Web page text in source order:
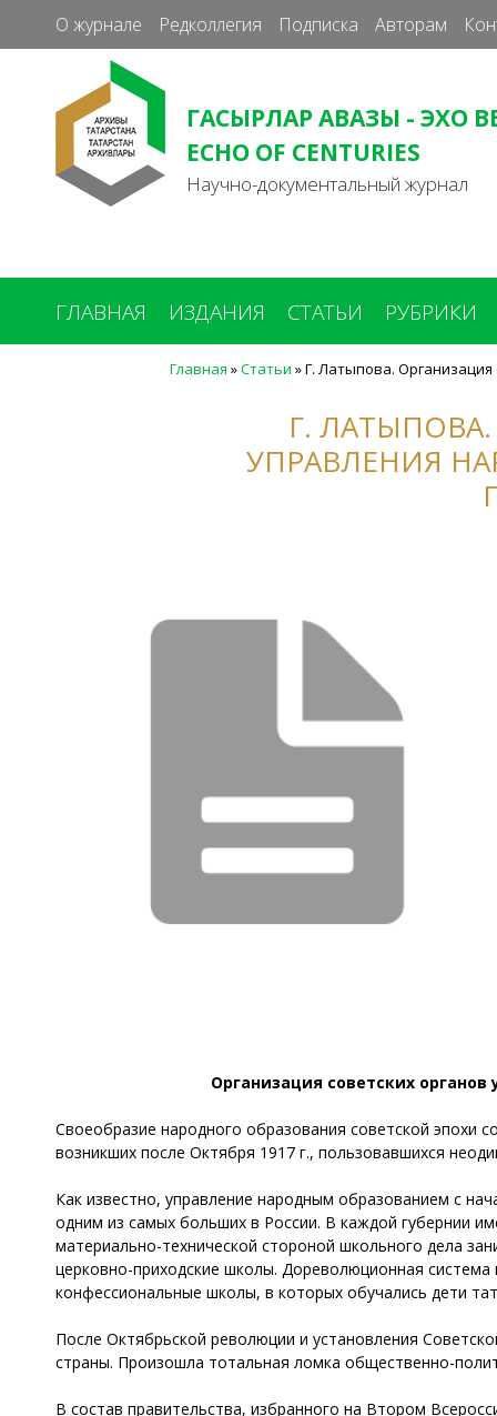
О журнале Редколлегия Подписка Авторам
ГАСЫРЛАР АВАЗЫ - ЭХО
ECHO OF CENTURIES
Научно-документальный журнал
ГЛАВНАЯ ИЗДАНИЯ СТАТЬИ РУБРИКИ
Главная »Статьи »Г. Латыпова. Организация
Г.
УПРАВЛЕНИЯ
Организация советских
Своеобразие народного образования советской эпохи
возникших после Октября 1917 г., пользовавшихся
Как известно, управление народным образованием с
одним из самых больших в России. В каждой губернии
материально-технической стороной школьного дела
церковно-приходские школы. Дореволюционная
конфессиональные школы, в которых обучались дети
После Октябрьской революции и установления
страны. Произошла тотальная ломка общественно-
В состав правительства, избранного на Втором